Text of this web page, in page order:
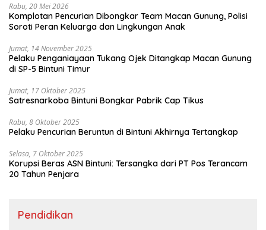
Rabu, 20 Mei 2026
Komplotan Pencurian Dibongkar Team Macan Gunung, Polisi
Soroti Peran Keluarga dan Lingkungan Anak
Jumat, 14 November 2025
Pelaku Penganiayaan Tukang Ojek Ditangkap Macan Gunung
di SP-5 Bintuni Timur
Jumat, 17 Oktober 2025
Satresnarkoba Bintuni Bongkar Pabrik Cap Tikus
Rabu, 8 Oktober 2025
Pelaku Pencurian Beruntun di Bintuni Akhirnya Tertangkap
Selasa, 7 Oktober 2025
Korupsi Beras ASN Bintuni: Tersangka dari PT Pos Terancam
20 Tahun Penjara
Pendidikan